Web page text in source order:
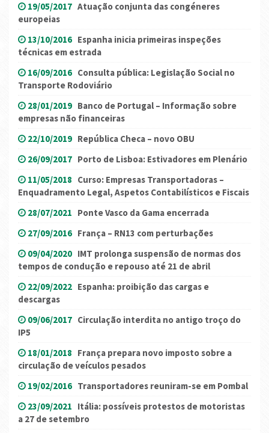
19/05/2017 Atuação conjunta das congéneres
europeias
13/10/2016 Espanha inicia primeiras inspeções
técnicas em estrada
16/09/2016 Consulta pública: Legislação Social no
Transporte Rodoviário
28/01/2019 Banco de Portugal – Informação sobre
empresas não financeiras
22/10/2019 República Checa – novo OBU
26/09/2017 Porto de Lisboa: Estivadores em Plenário
11/05/2018 Curso: Empresas Transportadoras –
Enquadramento Legal, Aspetos Contabilísticos e Fiscais
28/07/2021 Ponte Vasco da Gama encerrada
27/09/2016 França – RN13 com perturbações
09/04/2020 IMT prolonga suspensão de normas dos
tempos de condução e repouso até 21 de abril
22/09/2022 Espanha: proibição das cargas e
descargas
09/06/2017 Circulação interdita no antigo troço do
IP5
18/01/2018 França prepara novo imposto sobre a
circulação de veículos pesados
19/02/2016 Transportadores reuniram-se em Pombal
23/09/2021 Itália: possíveis protestos de motoristas
a 27 de setembro